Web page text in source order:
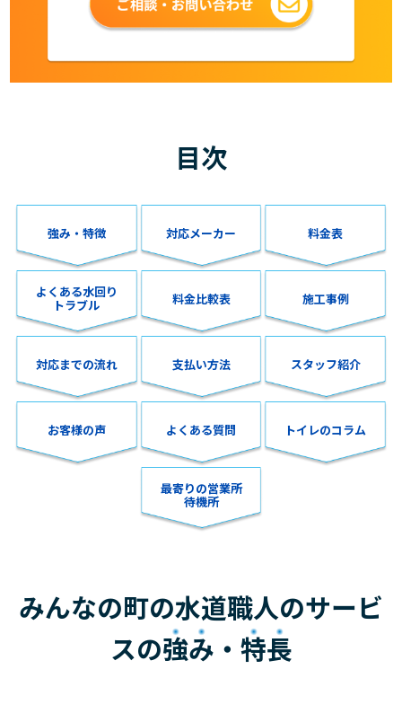
目次
強み・特徴 対応メーカー 料金表
よくある水回り
トラブル 料金比較表 施工事例
対応までの流れ 支払い方法 スタッフ紹介
お客様の声 よくある質問 トイレのコラム
最寄りの営業所
待機所
みんなの町の水道職人のサービ
スの強み ・ 特長